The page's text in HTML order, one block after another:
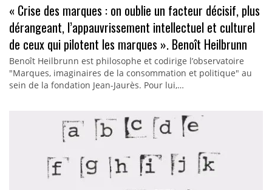
« Crise des marques : on oublie un facteur décisif, plus
dérangeant, l’appauvrissement intellectuel et culturel
de ceux qui pilotent les marques ». Benoît Heilbrunn
Benoît Heilbrunn est philosophe et codirige l’observatoire
"Marques, imaginaires de la consommation et politique" au
sein de la fondation Jean-Jaurès. Pour lui,…